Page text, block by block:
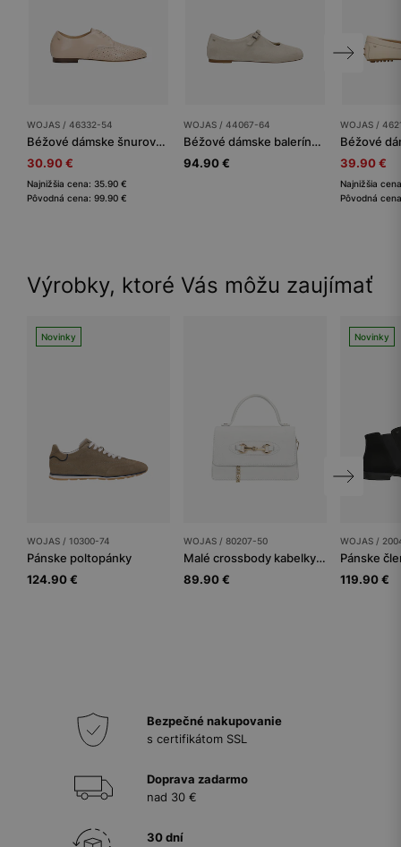
WOJAS / 46332-54
Béžové dámske šnurovacie poltopánky z pravej kože
30.90 €
Najnižšia cena: 35.90 €
Pôvodná cena: 99.90 €
WOJAS / 44067-64
Béžové dámske balerínky zo štiepenky
94.90 €
WOJAS /
39.90 €
Najnižšia
Pôvodná
Výrobky, ktoré Vás môžu zaujímať
Novinky
WOJAS / 10300-74
Pánske poltopánky
124.90 €
WOJAS / 80207-50
Malé crossbody kabelky dámske
89.90 €
Novinky
WOJAS /
Pánske
119.90 €
Bezpečné nakupovanie
s certifikátom SSL
Doprava zadarmo
nad 30 €
30 dní